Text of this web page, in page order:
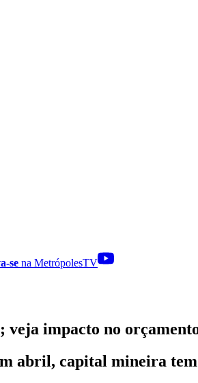
se na MetrópolesTV
impacto no
abril, capital mineira